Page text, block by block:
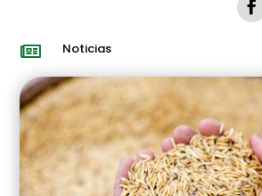
 Noticias